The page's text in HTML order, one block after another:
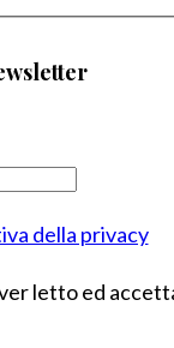
della privacy
letto ed